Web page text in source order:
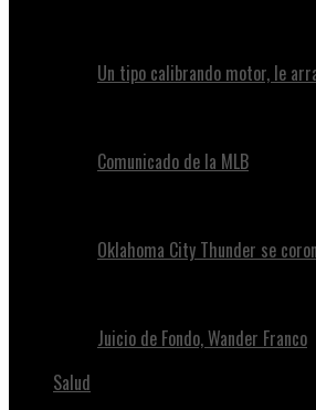
Un tipo calibrando motor, le
Comunicado de la MLB
Oklahoma City Thunder se
Juicio de Fondo, Wander Franco
Salud